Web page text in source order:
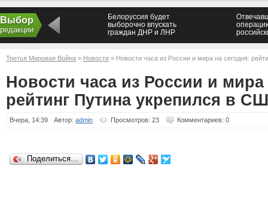
Выбор
редакции
Белоруссия будет
выборочно впускать
граждан ДНР и ЛНР
Третья Мировая Война » Новости » Новости часа из России и мира на сегодня:
Новости часа из России и мира
рейтинг Путина укрепился в
Вчера, 14:39 Автор: admin Просмотров: 23 Комментариев: 0
Поделиться…